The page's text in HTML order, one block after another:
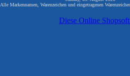
Alle Markennamen, Warenzeichen und eingetragenen
Diese Online